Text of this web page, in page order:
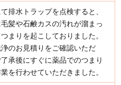
排水トラップを点検すると、
髪や石鹸カスの汚れが溜まっ
まりを起こしておりました。
のお見積りをご確認いただ
承後にすぐに薬品でのつまり
を行わせていただきました。